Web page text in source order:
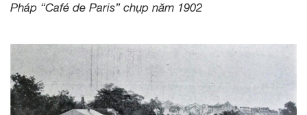
Pháp “Café de Paris” chụp năm 1902